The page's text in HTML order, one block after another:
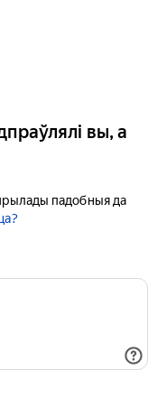
вы, а
падобныя да